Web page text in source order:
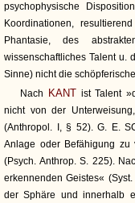
psychophysische
Koordinationen,
Phantasie, des
wissenschaftliches Talent u.
Sinne) nicht die
Nach
KANT ist Talent
nicht von der
(Anthropol. I, § 52). G. E.
Anlage oder Befähigung zu
(Psych. Anthrop. S. 225).
erkennenden Geistes«
der Sphäre und innerhalb